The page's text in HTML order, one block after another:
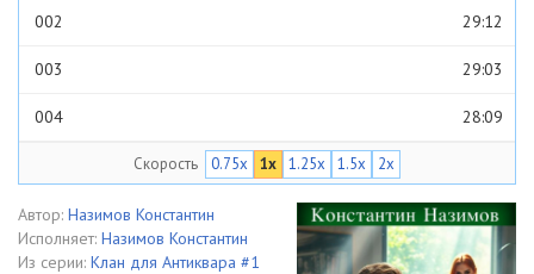
002 29:12
003 29:03
004 28:09
006 28:42
007 30:57
Скорость 0.75x 1x 1.25x 1.5x 2x
Автор: Назимов Константин
Исполняет: Назимов Константин
Из серии: Клан для Антиквара #1